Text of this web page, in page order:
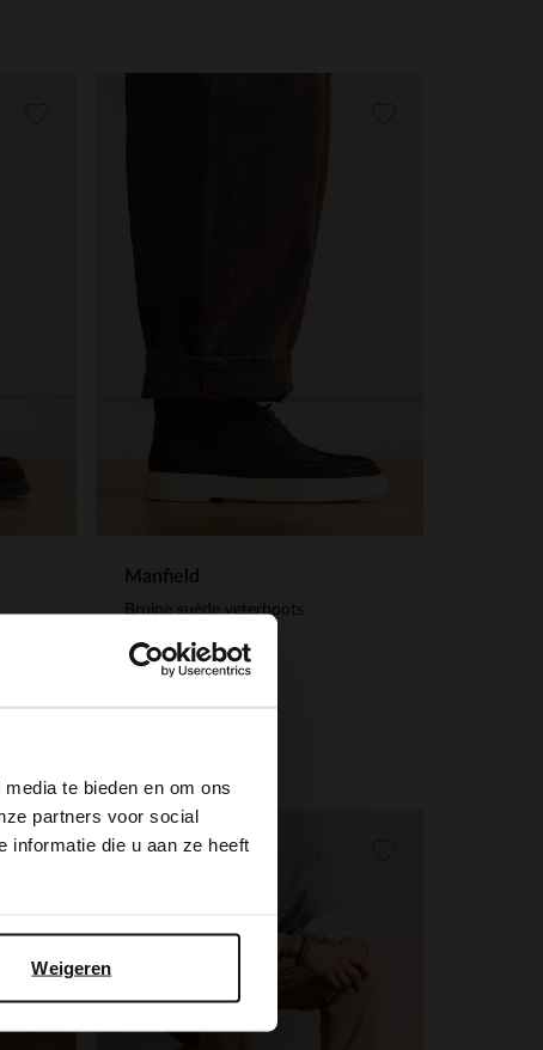
te bieden en om ons
partners voor social
informatie die u aan ze heeft
Weigeren
Manfield
Bruine suède veterboots
139.99